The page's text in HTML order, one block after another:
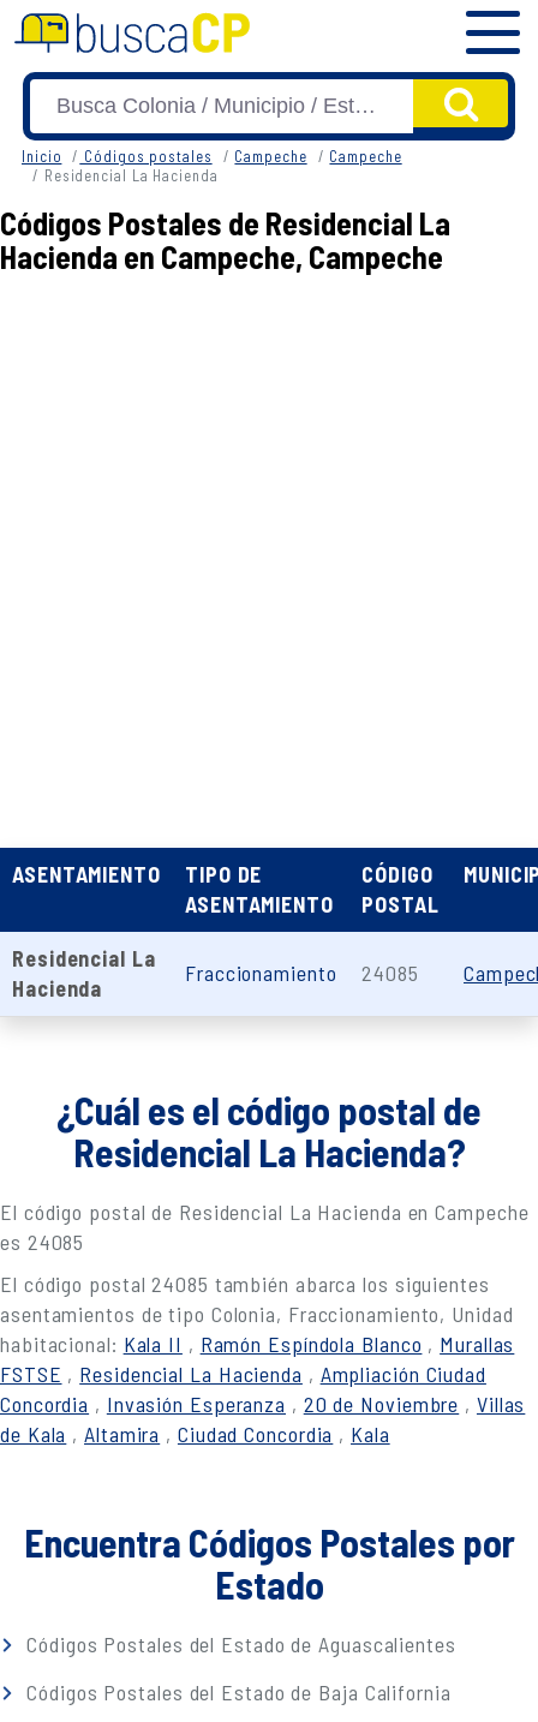
Inicio Códigos postales Campeche
Campeche
Residencial La Hacienda
Códigos Postales de Residencial La
Hacienda en Campeche, Campeche
ASENTAMIENTO
TIPO DE
ASENTAMIENTO
CÓDIGO
POSTAL
Residencial La
Hacienda
Fraccionamiento 24085
¿Cuál es el código postal de
Residencial La Hacienda?
El código postal de Residencial La Hacienda en Campeche
es 24085
El código postal 24085 también abarca los siguientes
asentamientos de tipo Colonia, Fraccionamiento, Unidad
habitacional: Kala II , Ramón Espíndola Blanco , Murallas
FSTSE , Residencial La Hacienda , Ampliación Ciudad
Concordia , Invasión Esperanza , 20 de Noviembre , Villas
de Kala ,Altamira , Ciudad Concordia , Kala
Encuentra Códigos Postales por
Estado
Códigos Postales del Estado de Aguascalientes
Códigos Postales del Estado de Baja California